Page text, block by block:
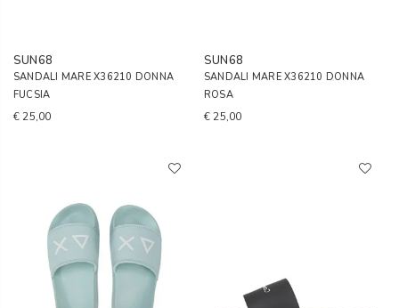
SUN68
SANDALI MARE X36210 DONNA
FUCSIA
€ 25,00
SUN68
SANDALI MARE X36210 DONNA
ROSA
€ 25,00